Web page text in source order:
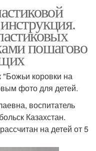
пошагово
"Божьи коровки на
фото для детей.
воспитатель
Казахстан.
на детей от 5